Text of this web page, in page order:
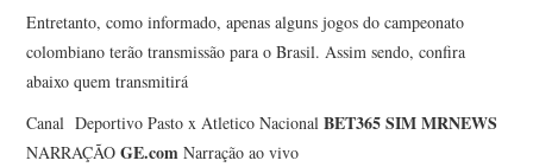
Entretanto, como informado, apenas alguns jogos do campeonato
colombiano terão transmissão para o Brasil. Assim sendo, confira
abaixo quem transmitirá
Canal Deportivo Pasto x Atletico NacionalBET365 SIM MRNEWS
NARRAÇÃOGE.com Narração ao vivo